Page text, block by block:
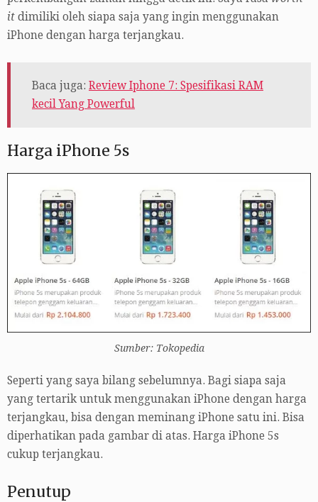
it dimiliki oleh siapa saja yang ingin menggunakan
iPhone dengan harga terjangkau.
Baca juga: Review Iphone 7: Spesifikasi RAM
kecil Yang Powerful
Harga iPhone 5s
Sumber: Tokopedia
Seperti yang saya bilang sebelumnya. Bagi siapa saja
yang tertarik untuk menggunakan iPhone dengan harga
terjangkau, bisa dengan meminang iPhone satu ini. Bisa
diperhatikan pada gambar di atas. Harga iPhone 5s
cukup terjangkau.
Penutup